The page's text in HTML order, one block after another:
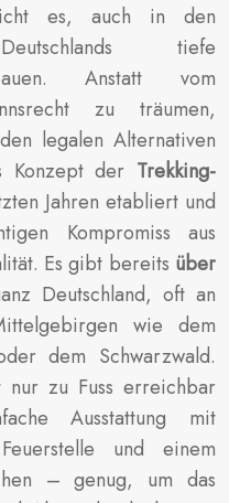
es, auch in den
tiefe
Anstatt vom
zu träumen,
legalen Alternativen
Konzept der Trekking-
Jahren etabliert und
Kompromiss aus
Es gibt bereits über
Deutschland, oft an
wie dem
dem Schwarzwald.
nur zu Fuss erreichbar
Ausstattung mit
und einem
– genug, um das